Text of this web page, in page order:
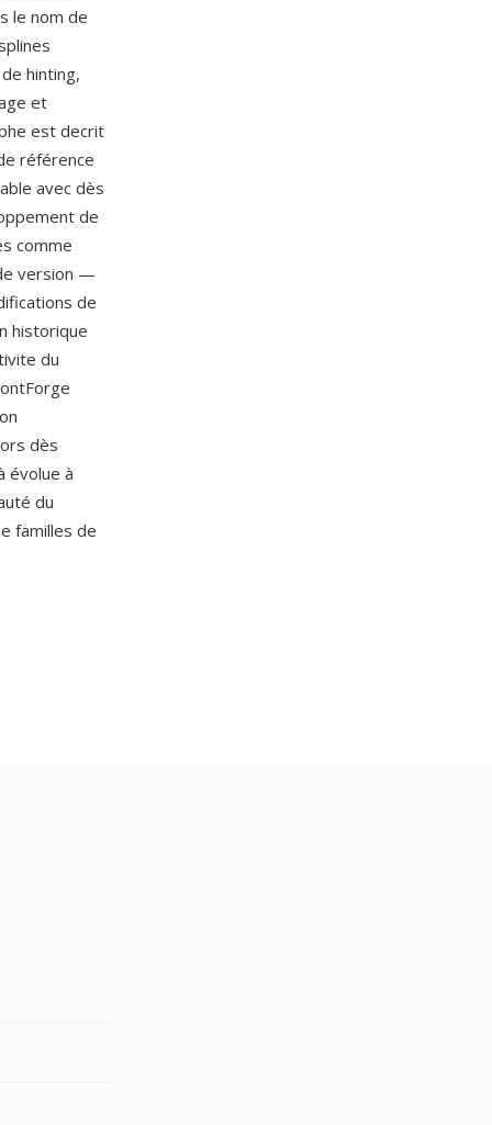
le nom de
hinting,
et
est decrit
référence
avec dès
de
comme
version —
de
historique
du
dès
évolue à
du
familles de